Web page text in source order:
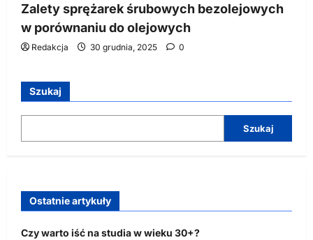
Zalety sprężarek śrubowych bezolejowych
w porównaniu do olejowych
Redakcja 30 grudnia, 2025 0
Szukaj
Szukaj
Ostatnie artykuły
Czy warto iść na studia w wieku 30+?